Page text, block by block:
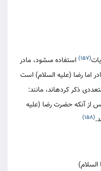
(157)
استفاده مى‏شود، مادر
اما رضا (عليه السلام) است
ذكر كرده‏اند، مانند:
از آنكه حضرت رضا (عليه
(158)